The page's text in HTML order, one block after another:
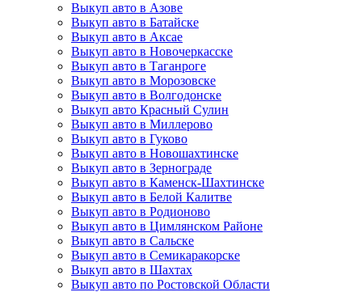
Выкуп авто в Азове
Выкуп авто в Батайске
Выкуп авто в Аксае
Выкуп авто в Новочеркасске
Выкуп авто в Таганроге
Выкуп авто в Морозовске
Выкуп авто в Волгодонске
Выкуп авто Красный Сулин
Выкуп авто в Миллерово
Выкуп авто в Гуково
Выкуп авто в Новошахтинске
Выкуп авто в Зернограде
Выкуп авто в Каменск-Шахтинске
Выкуп авто в Белой Калитве
Выкуп авто в Родионово
Выкуп авто в Цимлянском Районе
Выкуп авто в Сальске
Выкуп авто в Семикаракорске
Выкуп авто в Шахтах
Выкуп авто по Ростовской Области